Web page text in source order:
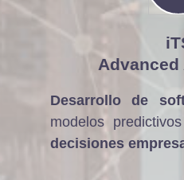
Desarrollo de
modelos
decisiones